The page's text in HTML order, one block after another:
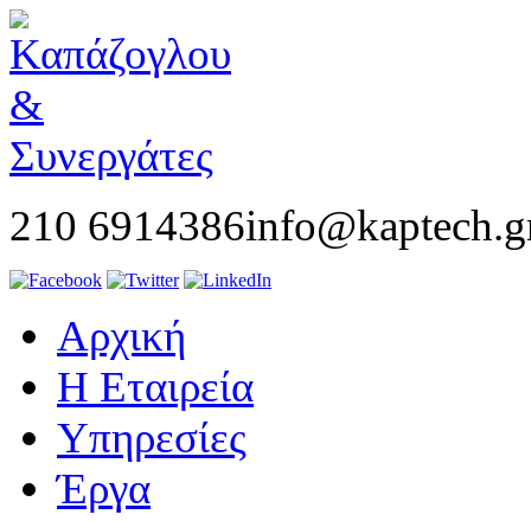
210 6914386
Αρχική
Η Εταιρεία
Υπηρεσίες
Έργα